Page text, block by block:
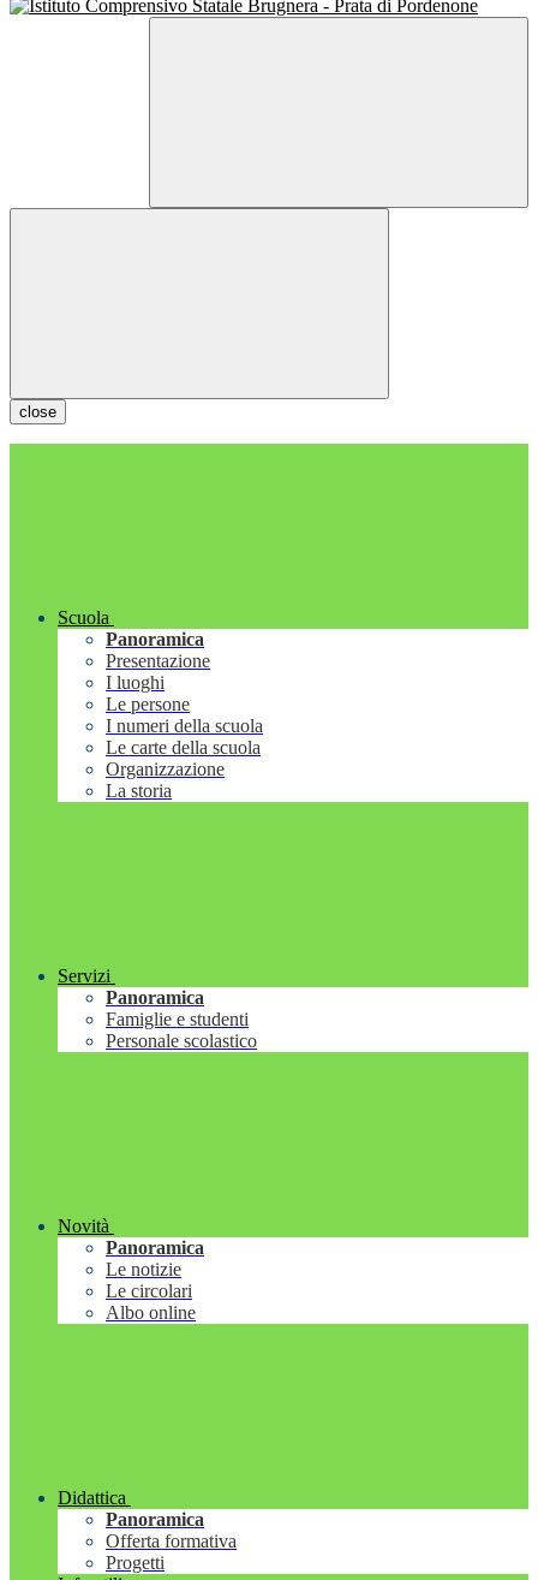
close
Scuola
Panoramica
Presentazione
I luoghi
Le persone
I numeri della scuola
Le carte della scuola
Organizzazione
La storia
Servizi
Panoramica
Famiglie e studenti
Personale scolastico
Novità
Panoramica
Le notizie
Le circolari
Albo online
Didattica
Panoramica
Offerta formativa
Progetti